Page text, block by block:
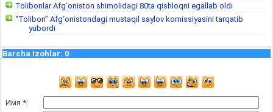
Tolibonlar Afg‘oniston shimolidagi 80ta qishloqni egallab oldi
“Tolibon” Afg‘onistondagi mustaqil saylov komissiyasini tarqatib
yubordi
Barcha Izohlar: 0
Имя *: